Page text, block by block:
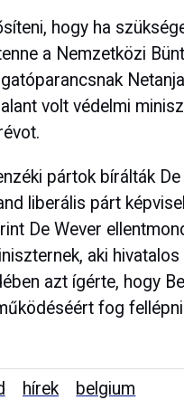
hogy ha
a Nemzetközi
volt védelmi
pártok bírálták
liberális párt
De Wever
aki hivatalos
azt ígérte, hogy
fog
hírek belgium